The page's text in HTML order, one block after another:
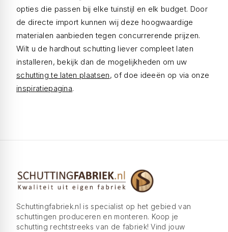
opties die passen bij elke tuinstijl en elk budget. Door
de directe import kunnen wij deze hoogwaardige
materialen aanbieden tegen concurrerende prijzen.
Wilt u de hardhout schutting liever compleet laten
installeren, bekijk dan de mogelijkheden om uw
schutting te laten plaatsen, of doe ideeën op via onze
inspiratiepagina.
Schuttingfabriek.nl is specialist op het gebied van
schuttingen produceren en monteren. Koop je
schutting rechtstreeks van de fabriek! Vind jouw